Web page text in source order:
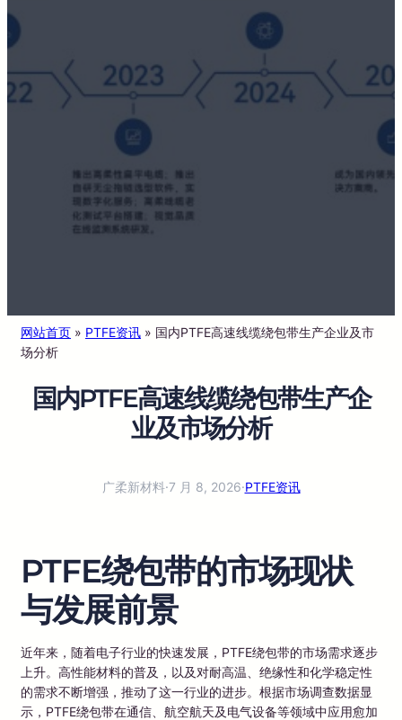
网站首页 » PTFE资讯 » 国内PTFE高速线缆绕包带生产企业及市
场分析
国内PTFE高速线缆绕包带生产企
业及市场分析
广柔新材料·7 月 8, 2026·PTFE资讯
PTFE绕包带的市场现状
与发展前景
近年来，随着电子行业的快速发展，PTFE绕包带的市场需求逐步
上升。高性能材料的普及，以及对耐高温、绝缘性和化学稳定性
的需求不断增强，推动了这一行业的进步。根据市场调查数据显
示，PTFE绕包带在通信、航空航天及电气设备等领域中应用愈加